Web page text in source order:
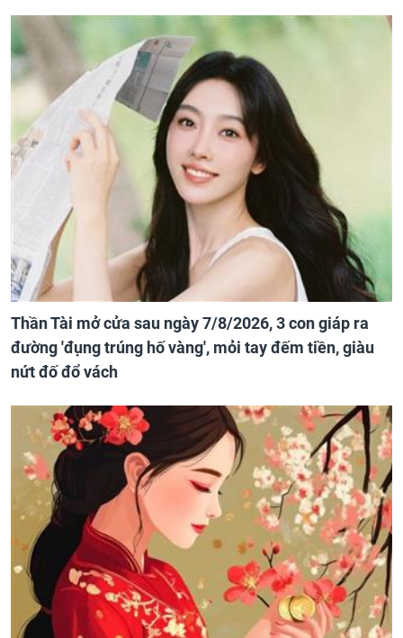
Thần Tài mở cửa sau ngày 7/8/2026, 3 con giáp ra
đường 'đụng trúng hố vàng', mỏi tay đếm tiền, giàu
nứt đố đổ vách